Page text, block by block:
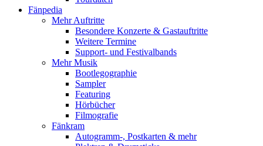
Fänpedia
Mehr Auftritte
Besondere Konzerte & Gastauftritte
Weitere Termine
Support- und Festivalbands
Mehr Musik
Bootlegographie
Sampler
Featuring
Hörbücher
Filmografie
Fänkram
Autogramm-, Postkarten & mehr